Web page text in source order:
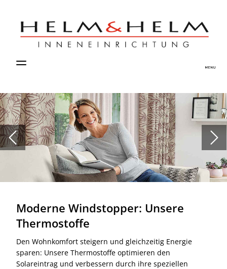
Moderne Windstopper: Unsere
Thermostoffe
Den Wohnkomfort steigern und gleichzeitig Energie
sparen: Unsere Thermostoffe optimieren den
Solareintrag und verbessern durch ihre speziellen